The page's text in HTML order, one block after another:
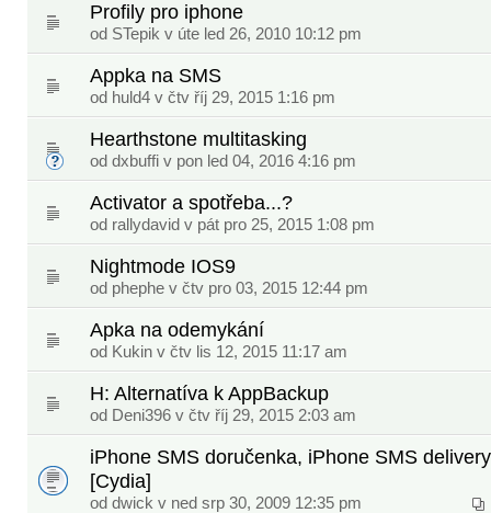
Profily pro iphone
od STepik v úte led 26, 2010 10:12 pm
Appka na SMS
od huld4 v čtv říj 29, 2015 1:16 pm
Hearthstone multitasking
od dxbuffi v pon led 04, 2016 4:16 pm
Activator a spotřeba...?
od rallydavid v pát pro 25, 2015 1:08 pm
Nightmode IOS9
od phephe v čtv pro 03, 2015 12:44 pm
Apka na odemykání
od Kukin v čtv lis 12, 2015 11:17 am
H: Alternatíva k AppBackup
od Deni396 v čtv říj 29, 2015 2:03 am
iPhone SMS doručenka, iPhone SMS
[Cydia]
od dwick v ned srp 30, 2009 12:35 pm